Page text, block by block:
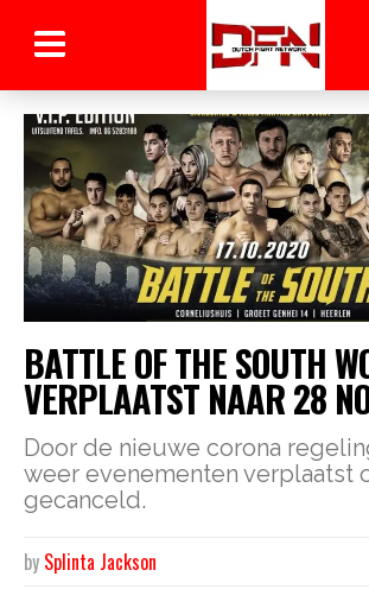
BATTLE OF THE SOUTH
VERPLAATST NAAR 28
Door de nieuwe corona
weer evenementen verplaatst
gecanceld.
by Splinta Jackson